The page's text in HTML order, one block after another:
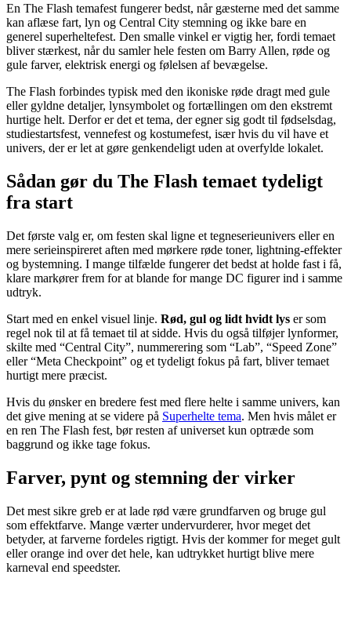
En The Flash temafest fungerer bedst, når gæsterne med det samme
kan aflæse fart, lyn og Central City stemning og ikke bare en
generel superheltefest. Den smalle vinkel er vigtig her, fordi temaet
bliver stærkest, når du samler hele festen om Barry Allen, røde og
gule farver, elektrisk energi og følelsen af bevægelse.
The Flash forbindes typisk med den ikoniske røde dragt med gule
eller gyldne detaljer, lynsymbolet og fortællingen om den ekstremt
hurtige helt. Derfor er det et tema, der egner sig godt til fødselsdag,
studiestartsfest, vennefest og kostumefest, især hvis du vil have et
univers, der er let at gøre genkendeligt uden at overfylde lokalet.
Sådan gør du The Flash temaet tydeligt
fra start
Det første valg er, om festen skal ligne et tegneserieunivers eller en
mere serieinspireret aften med mørkere røde toner, lightning-effekter
og bystemning. I mange tilfælde fungerer det bedst at holde fast i få,
klare markører frem for at blande for mange DC figurer ind i samme
udtryk.
Start med en enkel visuel linje. Rød, gul og lidt hvidt lys er som
regel nok til at få temaet til at sidde. Hvis du også tilføjer lynformer,
skilte med “Central City”, nummerering som “Lab”, “Speed Zone”
eller “Meta Checkpoint” og et tydeligt fokus på fart, bliver temaet
hurtigt mere præcist.
Hvis du ønsker en bredere fest med flere helte i samme univers, kan
det give mening at se videre på Superhelte tema. Men hvis målet er
en ren The Flash fest, bør resten af universet kun optræde som
baggrund og ikke tage fokus.
Farver, pynt og stemning der virker
Det mest sikre greb er at lade rød være grundfarven og bruge gul
som effektfarve. Mange værter undervurderer, hvor meget det
betyder, at farverne fordeles rigtigt. Hvis der kommer for meget gult
eller orange ind over det hele, kan udtrykket hurtigt blive mere
karneval end speedster.